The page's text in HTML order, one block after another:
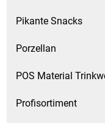
Pikante Snacks
Porzellan
POS Material
Profisortiment